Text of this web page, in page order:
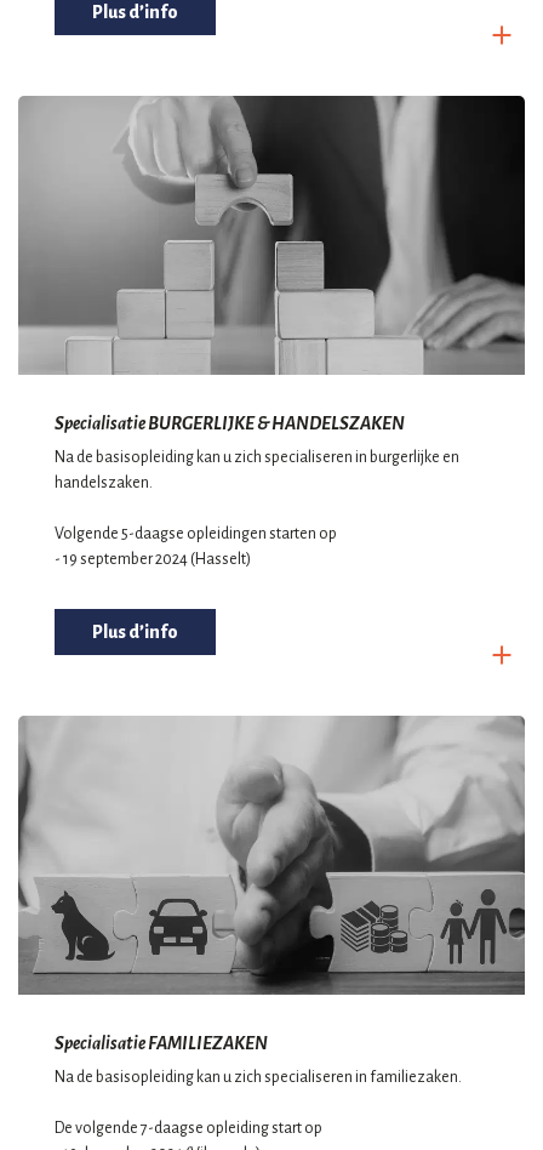
Plus d’info
Specialisatie BURGERLIJKE & HANDELSZAKEN
Na de basisopleiding kan u zich specialiseren in burgerlijke en
handelszaken.
Volgende 5-daagse opleidingen starten op
- 19 september 2024 (Hasselt)
Plus d’info
Specialisatie FAMILIEZAKEN
Na de basisopleiding kan u zich specialiseren in familiezaken.
De volgende 7-daagse opleiding start op